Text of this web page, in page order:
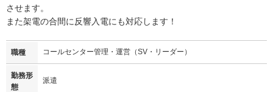
させます。
また架電の合間に反響入電にも対応します！
職種 コールセンター管理・運営（SV・リーダー）
勤務形
態
派遣